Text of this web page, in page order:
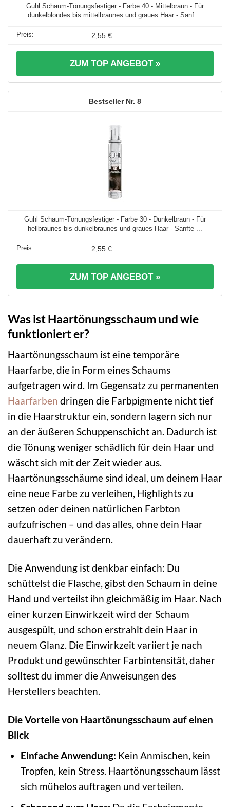
Guhl Schaum-Tönungsfestiger - Farbe 40 - Mittelbraun - Für
dunkelblondes bis mittelbraunes und graues Haar - Sanf ...
2,55 €
ZUM TOP ANGEBOT »
8
Guhl Schaum-Tönungsfestiger - Farbe 30 - Dunkelbraun - Für
hellbraunes bis dunkelbraunes und graues Haar - Sanfte ...
2,55 €
ZUM TOP ANGEBOT »
Was ist Haartönungsschaum und wie
funktioniert er?
Haartönungsschaum ist eine temporäre
Haarfarbe, die in Form eines Schaums
aufgetragen wird. Im Gegensatz zu permanenten
Haarfarben dringen die Farbpigmente nicht tief
in die Haarstruktur ein, sondern lagern sich nur
an der äußeren Schuppenschicht an. Dadurch ist
die Tönung weniger schädlich für dein Haar und
wäscht sich mit der Zeit wieder aus.
Haartönungsschäume sind ideal, um deinem Haar
eine neue Farbe zu verleihen, Highlights zu
setzen oder deinen natürlichen Farbton
aufzufrischen – und das alles, ohne dein Haar
dauerhaft zu verändern.
Die Anwendung ist denkbar einfach: Du
schüttelst die Flasche, gibst den Schaum in deine
Hand und verteilst ihn gleichmäßig im Haar. Nach
einer kurzen Einwirkzeit wird der Schaum
ausgespült, und schon erstrahlt dein Haar in
neuem Glanz. Die Einwirkzeit variiert je nach
Produkt und gewünschter Farbintensität, daher
solltest du immer die Anweisungen des
Herstellers beachten.
Die Vorteile von Haartönungsschaum auf einen
Blick
Einfache Anwendung: Kein Anmischen, kein
Tropfen, kein Stress. Haartönungsschaum lässt
sich mühelos auftragen und verteilen.